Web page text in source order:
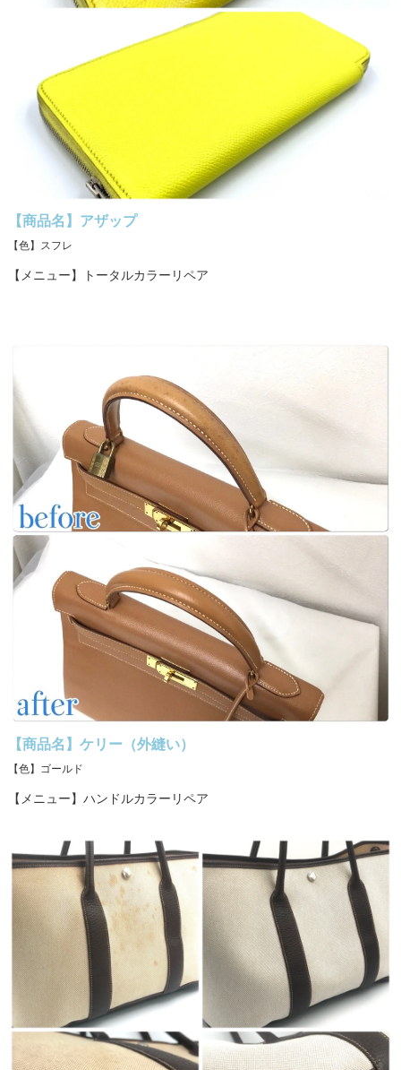
【商品名】アザップ
【色】スフレ
【メニュー】トータルカラーリペア
【商品名】ケリー（外縫い）
【色】ゴールド
【メニュー】ハンドルカラーリペア